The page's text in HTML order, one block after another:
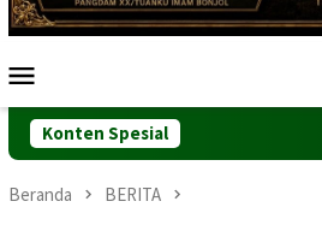
Mobile
Konten Spesial
Beranda BERITA